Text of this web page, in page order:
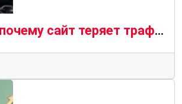
SEO-долг: почему сайт теряет трафик без санкций и фильтров